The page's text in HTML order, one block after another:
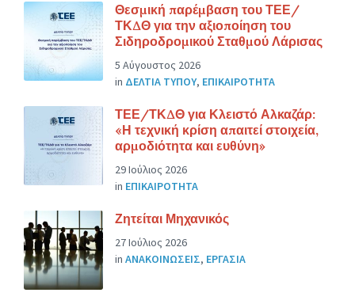
Θεσμική παρέμβαση του ΤΕΕ/
ΤΚΔΘ για την αξιοποίηση του
Σιδηροδρομικού Σταθμού Λάρισας
5 Αύγουστος 2026
in ΔΕΛΤΙΑ ΤΥΠΟΥ, ΕΠΙΚΑΙΡΟΤΗΤΑ
ΤΕΕ/ΤΚΔΘ για Κλειστό Αλκαζάρ:
«Η τεχνική κρίση απαιτεί στοιχεία,
αρμοδιότητα και ευθύνη»
29 Ιούλιος 2026
in ΕΠΙΚΑΙΡΟΤΗΤΑ
Ζητείται Μηχανικός
27 Ιούλιος 2026
in ΑΝΑΚΟΙΝΩΣΕΙΣ, ΕΡΓΑΣΙΑ